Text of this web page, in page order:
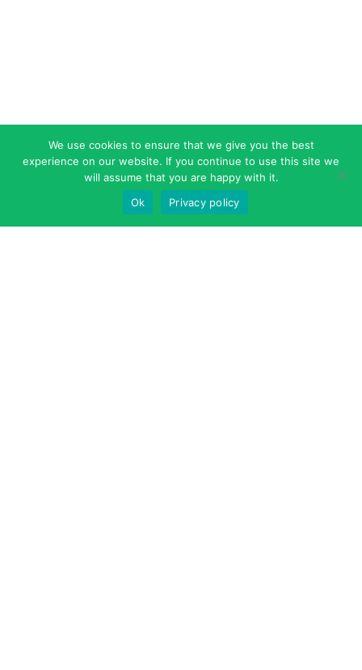
We use cookies to ensure that we give you the best
experience on our website. If you continue to use this site we
will assume that you are happy with it.
Ok
Privacy policy